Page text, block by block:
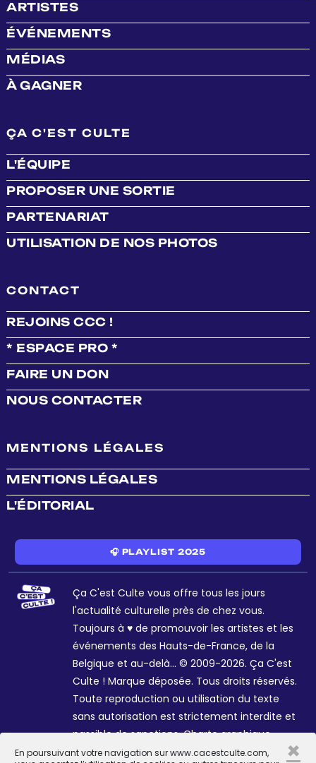
En poursuivant votre navigation sur www.cacestculte.com,
×
ARTISTES
ÉVÉNEMENTS
MÉDIAS
À GAGNER
ÇA C'EST CULTE
L'ÉQUIPE
PROPOSER UNE SORTIE
PARTENARIAT
UTILISATION DE NOS PHOTOS
CONTACT
REJOINS CCC !
* ESPACE PRO *
FAIRE UN DON
NOUS CONTACTER
MENTIONS LÉGALES
MENTIONS LÉGALES
L'ÉDITORIAL
🎧 PLAYLIST 2025
Ça C'est Culte vous offre tous les jours
l'actualité culturelle près de chez vous.
Toujours à ♥ de promouvoir les artistes et les
événements des Hauts-de-France, de la
Belgique et au-delà... © 2009-2026. Ça C'est
Culte ! Marque déposée. Tous droits réservés.
Toute reproduction ou utilisation du texte
sans autorisation est strictement interdite et
passible de sanctions. Charte graphique
Sophie R. et Céline Galant.